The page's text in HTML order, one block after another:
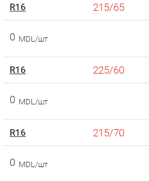
R16 215/65
0 MDL/шт
R16 225/60
0 MDL/шт
R16 215/70
0 MDL/шт